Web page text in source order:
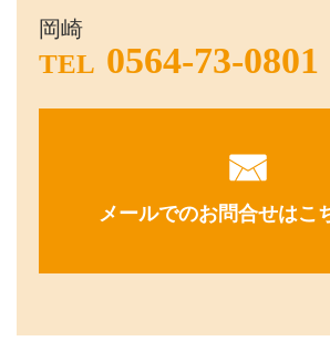
岡崎
TEL 0564-73-0801
メールでのお問合せはこ